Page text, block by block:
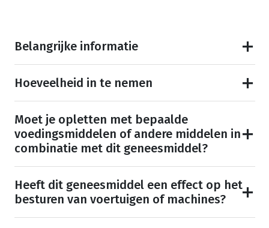
Belangrijke informatie
Hoeveelheid in te nemen
Moet je opletten met bepaalde
voedingsmiddelen of andere middelen in
combinatie met dit geneesmiddel?
Heeft dit geneesmiddel een effect op het
besturen van voertuigen of machines?